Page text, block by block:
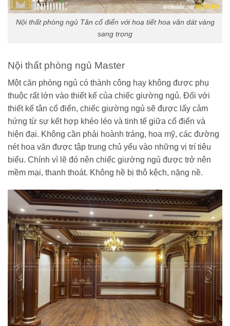
Nội thất phòng ngủ Tân cổ điển với hoạ tiết hoa văn dát vàng
sang trọng
Nội thất phòng ngủ Master
Một căn phòng ngủ có thành công hay không được phụ
thuộc rất lớn vào thiết kế của chiếc giường ngủ. Đối với
thiết kế tân cổ điển, chiếc giường ngủ sẽ được lấy cảm
hứng từ sự kết hợp khéo léo và tinh tế giữa cổ điển và
hiện đại. Không cần phải hoành tráng, hoa mỹ, các đường
nét hoa văn được tập trung chủ yếu vào những vị trí tiêu
biểu. Chính vì lẽ đó nên chiếc giường ngủ được trở nên
mềm mại, thanh thoát. Không hề bị thô kệch, nặng nề.